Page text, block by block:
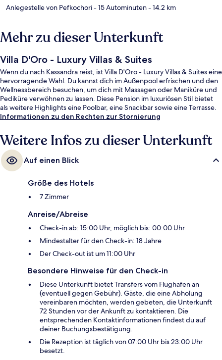
Anlegestelle von Pefkochori- 15 Autominuten- 14.2 km
Mehr zu dieser Unterkunft
Villa D'Oro - Luxury Villas & Suites
Wenn du nach Kassandra reist, ist Villa D'Oro - Luxury Villas & Suites eine
hervorragende Wahl. Du kannst dich im Außenpool erfrischen und den
Wellnessbereich besuchen, um dich mit Massagen oder Maniküre und
Pediküre verwöhnen zu lassen. Diese Pension im luxuriösen Stil bietet
als weitere Highlights eine Poolbar, eine Snackbar sowie eine Terrasse.
Informationen zu den Rechten zur Stornierung
Weitere Infos zu dieser Unterkunft
Auf einen Blick
Größe des Hotels
7 Zimmer
Anreise/Abreise
Check-in ab: 15:00 Uhr, möglich bis: 00:00 Uhr
Mindestalter für den Check-in: 18 Jahre
Der Check-out ist um 11:00 Uhr
Besondere Hinweise für den Check-in
Diese Unterkunft bietet Transfers vom Flughafen an
(eventuell gegen Gebühr). Gäste, die eine Abholung
vereinbaren möchten, werden gebeten, die Unterkunft
72 Stunden vor der Ankunft zu kontaktieren. Die
entsprechenden Kontaktinformationen findest du auf
deiner Buchungsbestätigung.
Die Rezeption ist täglich von 07:00 Uhr bis 23:00 Uhr
besetzt.